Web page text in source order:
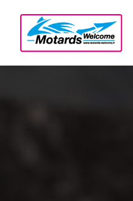
contenu